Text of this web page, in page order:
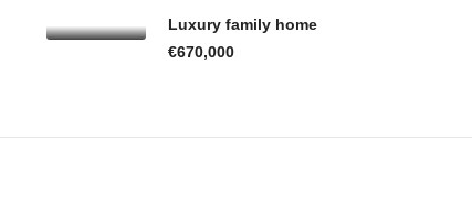
Luxury family home
€670,000